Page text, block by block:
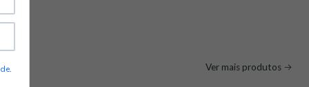
Ver mais produtos
.